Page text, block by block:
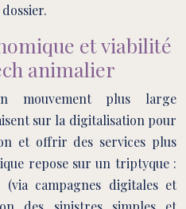
et viabilité
animalier
mouvement plus large
sur la digitalisation pour
et offrir des services plus
repose sur un triptyque :
campagnes digitales et